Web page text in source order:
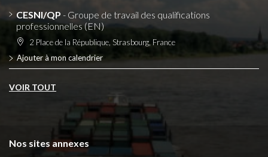
CESNI/QP - Groupe de travail des qualifications
professionnelles (EN)
2 Place de la République, Strasbourg, France
Ajouter à mon calendrier
VOIR TOUT
Nos sites annexes